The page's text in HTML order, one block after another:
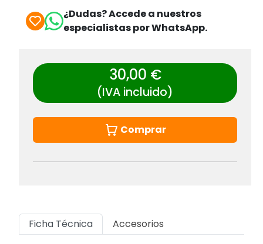
¿Dudas? Accede a nuestros
especialistas por WhatsApp.
30,00 €
(IVA incluido)
Comprar
Ficha Técnica Accesorios